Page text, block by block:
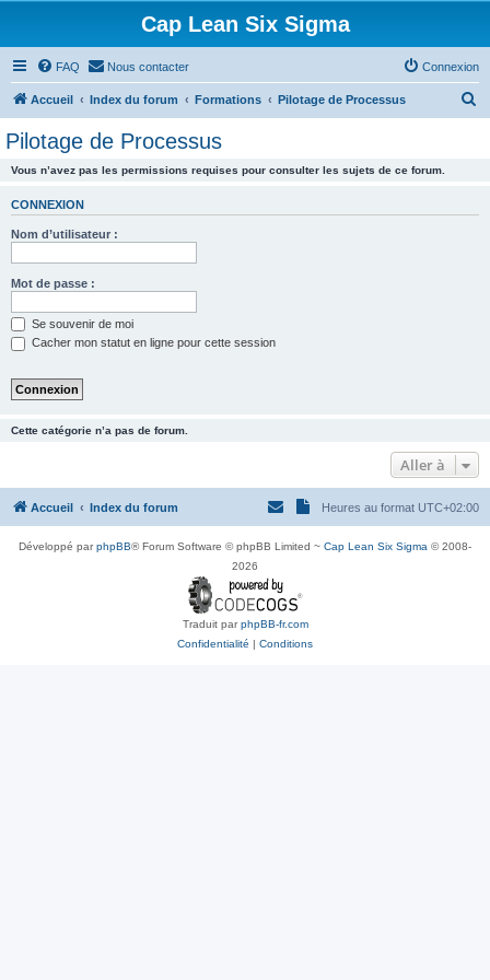
Cap Lean Six Sigma
FAQ Nous contacter Connexion
Accueil Index du forum Formations Pilotage de Processus
Pilotage de Processus
Vous n’avez pas les permissions requises pour consulter les sujets de ce forum.
CONNEXION
Nom d’utilisateur :
Mot de passe :
Se souvenir de moi
Cacher mon statut en ligne pour cette session
Cette catégorie n’a pas de forum.
Aller à
Accueil Index du forum Heures au format UTC+02:00
Développé parphpBB® Forum Software © phpBB Limited ~ Cap Lean Six Sigma © 2008-
2026
Traduit parphpBB-fr.com
Confidentialité | Conditions